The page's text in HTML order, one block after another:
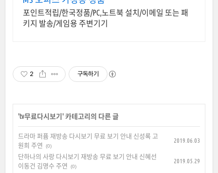
포인트적립/한국정품/PC,노트북 설치/이메일 또는 패
키지 발송/게임용 주변기기
2 구독하기
'tv무료다시보기 ' 카테고리의 다른 글
드라마 퍼퓸 재방송 다시보기 무료 보기 안내 신성록 고
원희 주연
(0)
2019.06.03
단하나의 사랑 다시보기 재방송 무료 보기 안내 신혜선
이동건 김명수 주연
(0)
2019.05.29